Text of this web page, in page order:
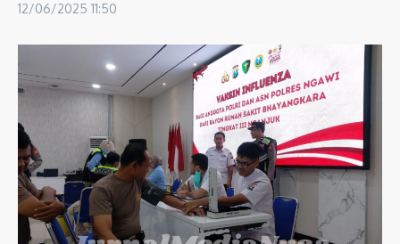
12/06/2025 11:50